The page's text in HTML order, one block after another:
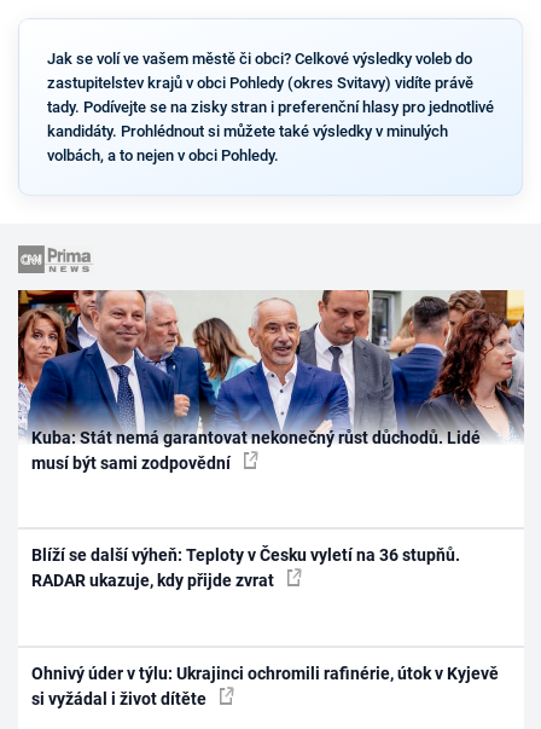
Jak se volí ve vašem městě či obci? Celkové výsledky voleb do
zastupitelstev krajů v obci Pohledy (okres Svitavy) vidíte právě
tady. Podívejte se na zisky stran i preferenční hlasy pro jednotlivé
kandidáty. Prohlédnout si můžete také výsledky v minulých
volbách, a to nejen v obci Pohledy.
Kuba: Stát nemá garantovat nekonečný růst důchodů. Lidé
musí být sami zodpovědní
Blíží se další výheň: Teploty v Česku vyletí na 36 stupňů.
RADAR ukazuje, kdy přijde zvrat
Ohnivý úder v týlu: Ukrajinci ochromili rafinérie, útok v Kyjevě
si vyžádal i život dítěte